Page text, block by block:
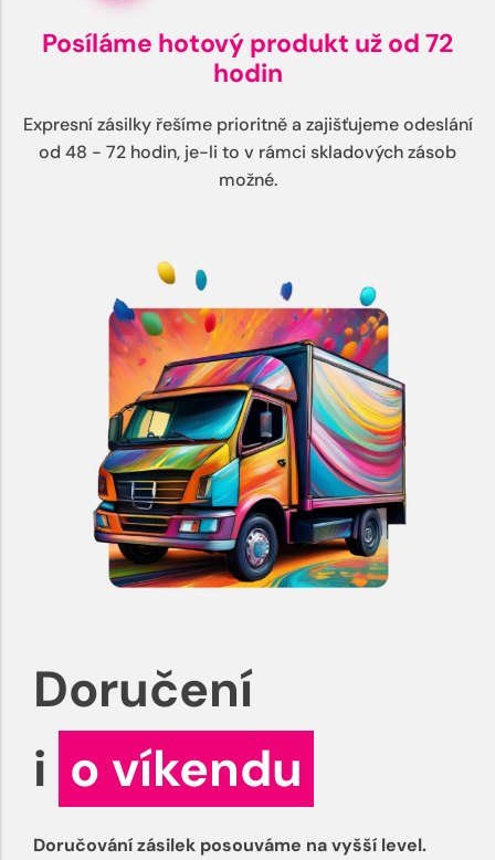
Posíláme hotový produkt už od 72
hodin
Expresní zásilky řešíme prioritně a zajišťujeme odeslání
od 48 - 72 hodin, je-li to v rámci skladových zásob
možné.
Doručení
i o víkendu
Doručování zásilek posouváme na vyšší level.